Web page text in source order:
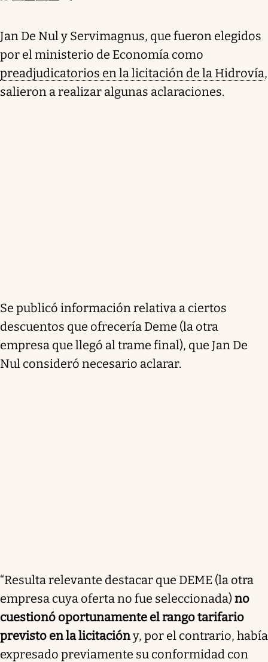
Jan De Nul y Servimagnus, que fueron elegidos
por el ministerio de Economía como
preadjudicatorios en la licitación de la Hidrovía,
salieron a realizar algunas aclaraciones.
Se publicó información relativa a ciertos
descuentos que ofrecería Deme (la otra
empresa que llegó al trame final), que Jan De
Nul consideró necesario aclarar.
“Resulta relevante destacar que DEME (la otra
empresa cuya oferta no fue seleccionada) no
cuestionó oportunamente el rango tarifario
previsto en la licitacióny, por el contrario, había
expresado previamente su conformidad con